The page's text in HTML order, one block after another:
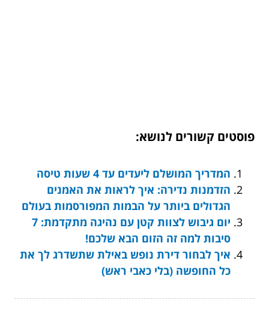
פוסטים קשורים לנושא:
המדריך המושלם ליעדים עד 4 שעות טיסה
הזדמנות נדירה: איך לראות את האמנים
הגדולים ביותר על הבמות המפורסמות בעולם
יום גיבוש לצוות קטן עם נהיגה מתקדמת: 7
סיבות למה זה הזום הבא שלכם!
איך לבחור דירת נופש באילת שתשדרג לך את
כל החופשה (בלי כאבי ראש)